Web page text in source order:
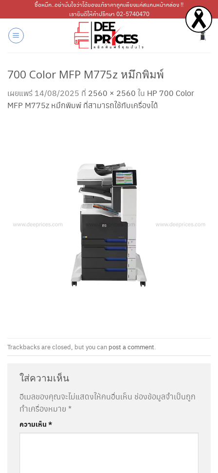
ไป
เนื้อหา
ซื้อหมึก..อย่ามั่นใจว่าได้ของแท้ราคาถูกเพียงแค่สแกนหน้ากล่อง !!
เรายินดีให้คำปรึกษา 02-5740470
700 Color MFP M775z หมึกพิมพ์
เผยแพร่ 14/08/2025 ที่ 2560 × 2560 ใน HP 700 Color
MFP M775z หมึกพิมพ์ ที่สามารถใช้กับเครื่องได้
Trackbacks are closed, but you can post a comment
ใส่ความเห็น
อีเมลของคุณจะไม่แสดงให้คนอื่นเห็น ช่องข้อมูลจำเป็นถูก
ทำเครื่องหมาย *
ความเห็น*